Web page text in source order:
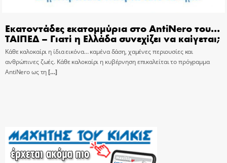
Εκατοντάδες εκατομμύρια στο AntiNero του…
ΤΑΙΠΕΔ – Γιατί η Ελλάδα συνεχίζει να καίγεται;
Κάθε καλοκαίρι η ίδια εικόνα… καμένα δάση, χαμένες περιουσίες και
ανθρώπινες ζωές. Κάθε καλοκαίρι η κυβέρνηση επικαλείται το πρόγραμμα
AntiNero ως τη[…]